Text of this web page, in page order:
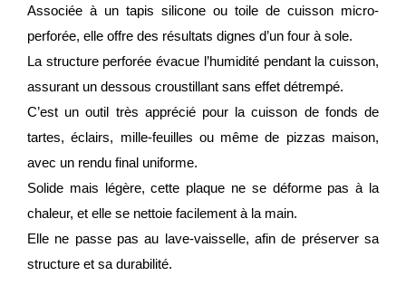
Associée à un tapis silicone ou toile de cuisson micro-
perforée, elle offre des résultats dignes d’un four à sole.
La structure perforée évacue l’humidité pendant la cuisson,
assurant un dessous croustillant sans effet détrempé.
C’est un outil très apprécié pour la cuisson de fonds de
tartes, éclairs, mille-feuilles ou même de pizzas maison,
avec un rendu final uniforme.
Solide mais légère, cette plaque ne se déforme pas à la
chaleur, et elle se nettoie facilement à la main.
Elle ne passe pas au lave-vaisselle, afin de préserver sa
structure et sa durabilité.